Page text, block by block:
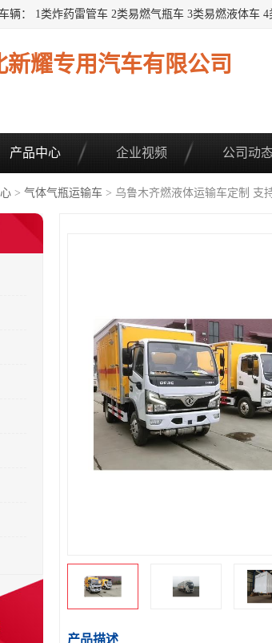
新耀专用汽车有限公司
产品中心 企业视频 公司动
> 气体气瓶运输车 > 乌鲁木齐燃液体运输车定制 支
产品描述